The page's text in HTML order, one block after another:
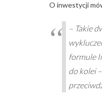
O inwestycji
– Takie
formule
do kolei